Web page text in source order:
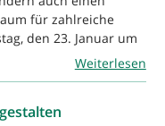
für zahlreiche
den 23. Januar um
Weiterlesen